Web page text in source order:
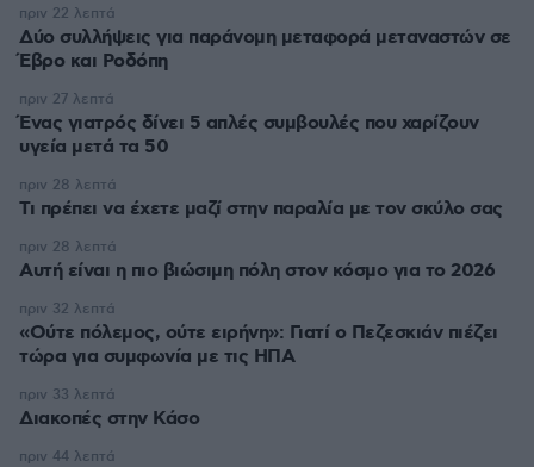
Δύο συλλήψεις για παράνομη μεταφορά μεταναστών σε
Έβρο και Ροδόπη
πριν 22 λεπτά
Ένας γιατρός δίνει 5 απλές συμβουλές που χαρίζουν
υγεία μετά τα 50
πριν 27 λεπτά
Τι πρέπει να έχετε μαζί στην παραλία με τον σκύλο σας
πριν 28 λεπτά
Αυτή είναι η πιο βιώσιμη πόλη στον κόσμο για το 2026
πριν 28 λεπτά
«Ούτε πόλεμος, ούτε ειρήνη»: Γιατί ο Πεζεσκιάν πιέζει
τώρα για συμφωνία με τις ΗΠΑ
πριν 32 λεπτά
Διακοπές στην Κάσο
πριν 33 λεπτά
πριν 44 λεπτά